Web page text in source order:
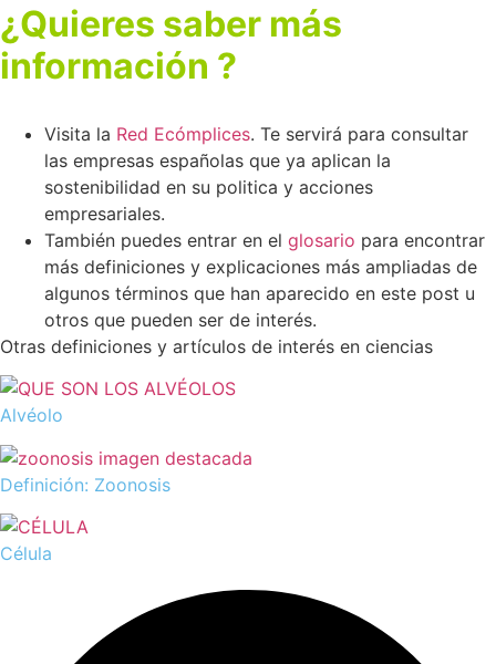
¿Quieres saber más
información ?
Visita la Red Ecómplices. Te servirá para consultar
las empresas españolas que ya aplican la
sostenibilidad en su politica y acciones
empresariales.
También puedes entrar en el glosario para encontrar
más definiciones y explicaciones más ampliadas de
algunos términos que han aparecido en este post u
otros que pueden ser de interés.
Otras definiciones y artículos de interés en ciencias
Alvéolo
Definición: Zoonosis
Célula